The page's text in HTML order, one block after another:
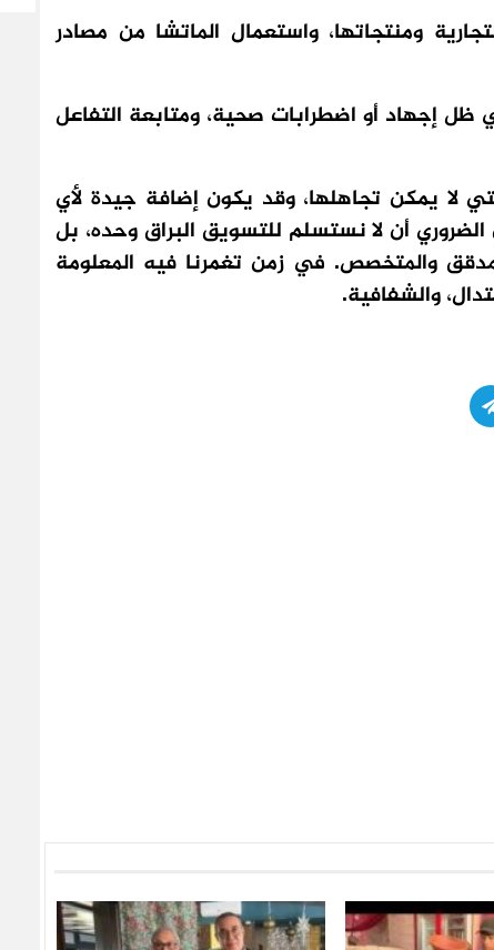
ومنتجاتها، واستعمال الماتشا من مصادر
ظل إجهاد أو اضطرابات صحية، ومتابعة التفاعل
لا يمكن تجاهلها، وقد يكون إضافة جيدة لأي
أن لا نستسلم للتسويق البراق وحده، بل
والمتخصص. في زمن تغمرنا فيه المعلومة
والشفافية.